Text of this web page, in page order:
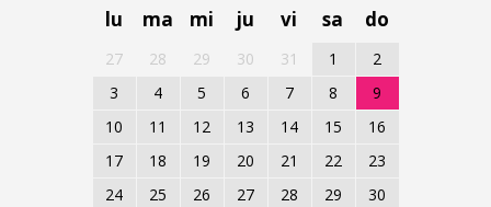
lu
ma mi ju vi sa do
27 28 29 30 31 1
2
3
4 5 6 7 8
9
10
11 12 13 14 15
16
17
18 19 20 21 22
23
24
25 26 27 28 29
30